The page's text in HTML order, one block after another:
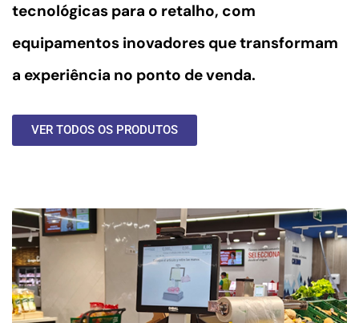
tecnológicas para o retalho, com
equipamentos inovadores que transformam
a experiência no ponto de venda.
VER TODOS OS PRODUTOS